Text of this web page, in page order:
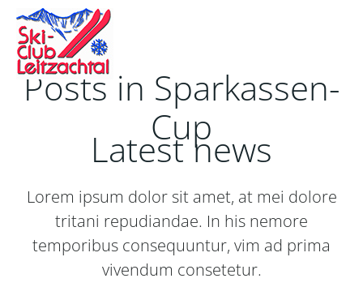
Posts in Sparkassen-
Cup
Latest news
Lorem ipsum dolor sit amet, at mei dolore
tritani repudiandae. In his nemore
temporibus consequuntur, vim ad prima
vivendum consetetur.